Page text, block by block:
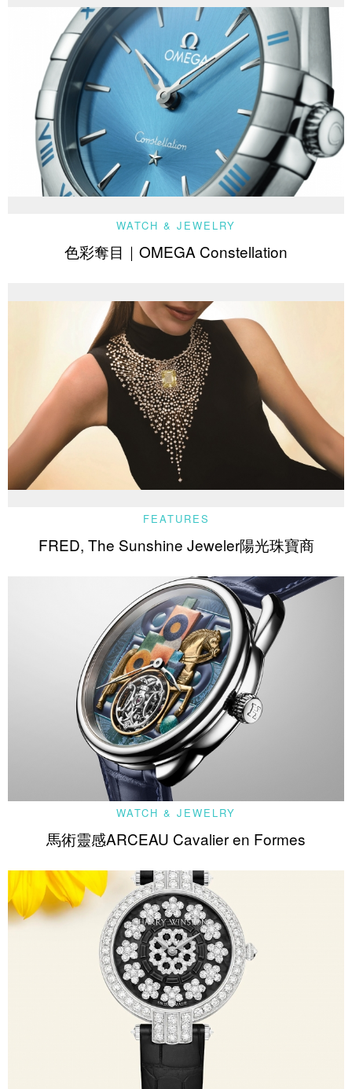
WATCH & JEWELRY
色彩奪目｜OMEGA Constellation
FEATURES
FRED, The Sunshine Jeweler陽光珠寶商
WATCH & JEWELRY
馬術靈感ARCEAU Cavalier en Formes